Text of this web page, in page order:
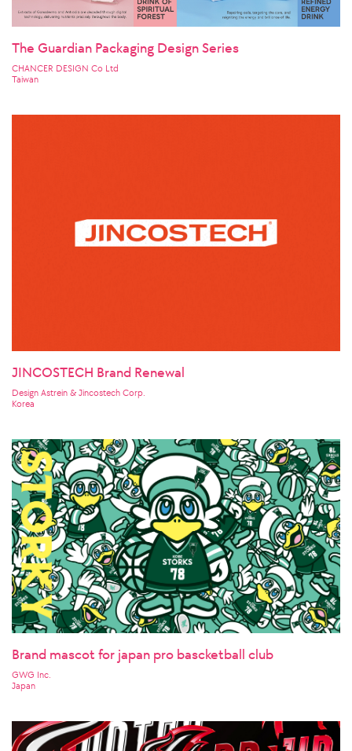
The Guardian Packaging Design Series
CHANCER DESIGN Co Ltd
Taiwan
JINCOSTECH Brand Renewal
Design Astrein & Jincostech Corp.
Korea
Brand mascot for japan pro bascketball club
GWG Inc.
Japan